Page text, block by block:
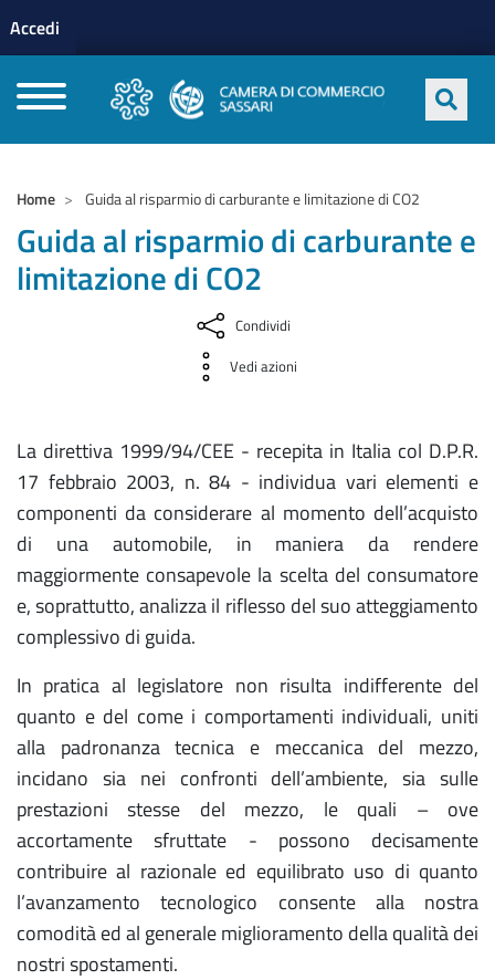
profilo utente
Accedi
Home Guida al risparmio di carburante e limitazione di CO2
Guida al risparmio di carburante e
limitazione di CO2
Condividi
Vedi azioni
La direttiva 1999/94/CEE - recepita in Italia col D.P.R.
17 febbraio 2003, n. 84 - individua vari elementi e
componenti da considerare al momento dell’acquisto
di una automobile, in maniera da rendere
maggiormente consapevole la scelta del consumatore
e, soprattutto, analizza il riflesso del suo atteggiamento
complessivo di guida.
In pratica al legislatore non risulta indifferente del
quanto e del come i comportamenti individuali, uniti
alla padronanza tecnica e meccanica del mezzo,
incidano sia nei confronti dell’ambiente, sia sulle
prestazioni stesse del mezzo, le quali – ove
accortamente sfruttate - possono decisamente
contribuire al razionale ed equilibrato uso di quanto
l’avanzamento tecnologico consente alla nostra
comodità ed al generale miglioramento della qualità dei
nostri spostamenti.